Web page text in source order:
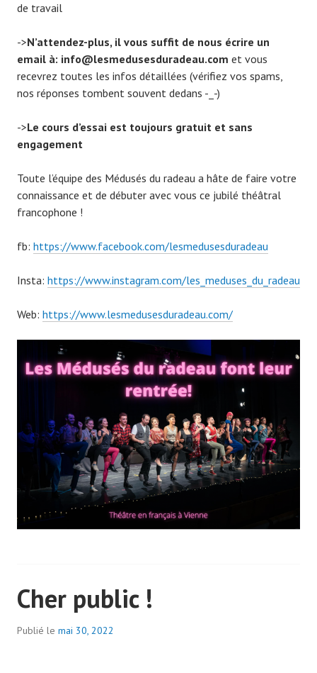
de travail
->N’attendez-plus, il vous suffit de nous écrire un
email à: info@lesmedusesduradeau.com et vous
recevrez toutes les infos détaillées (vérifiez vos spams,
nos réponses tombent souvent dedans -_-)
->Le cours d’essai est toujours gratuit et sans
engagement
Toute l’équipe des Médusés du radeau a hâte de faire votre
connaissance et de débuter avec vous ce jubilé théâtral
francophone !
fb: https://www.facebook.com/lesmedusesduradeau
Insta: https://www.instagram.com/les_meduses_du_radeau
Web: https://www.lesmedusesduradeau.com/
Cher public !
Publié le mai 30, 2022